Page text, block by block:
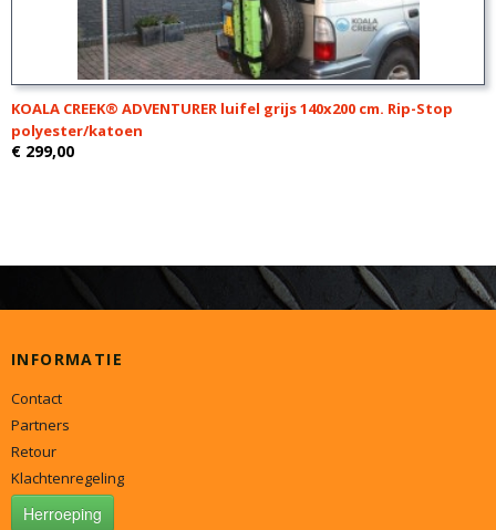
KOALA CREEK® ADVENTURER luifel grijs 140x200 cm. Rip-Stop
polyester/katoen
€ 299,00
INFORMATIE
Contact
Partners
Retour
Klachtenregeling
Herroeping